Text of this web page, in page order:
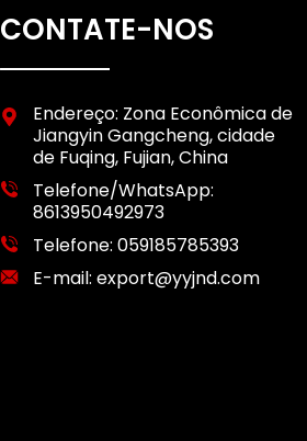
CONTATE-NOS
Endereço: Zona Econômica de
Jiangyin Gangcheng, cidade
de Fuqing, Fujian, China
Telefone/WhatsApp:
8613950492973
Telefone: 059185785393
E-mail: export@yyjnd.com